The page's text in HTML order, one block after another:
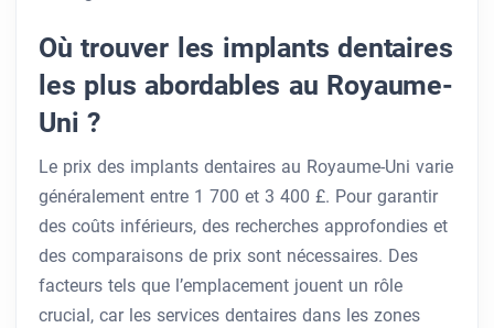
Où trouver les implants dentaires
les plus abordables au Royaume-
Uni ?
Le prix des implants dentaires au Royaume-Uni varie
généralement entre 1 700 et 3 400 £. Pour garantir
des coûts inférieurs, des recherches approfondies et
des comparaisons de prix sont nécessaires. Des
facteurs tels que l’emplacement jouent un rôle
crucial, car les services dentaires dans les zones